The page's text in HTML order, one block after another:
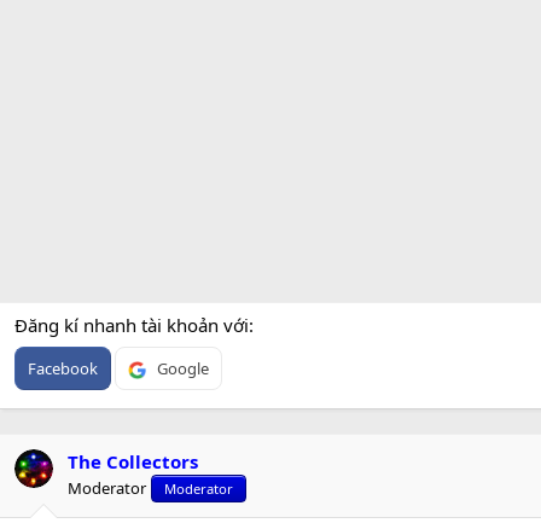
Đăng kí nhanh tài khoản với
Facebook Google
The Collectors
Moderator Moderator